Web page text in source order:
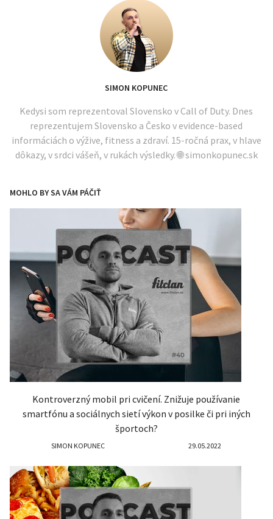
SIMON KOPUNEC
Kedysi som reprezentoval Slovensko v Call of Duty. Dnes
reprezentujem Slovensko a Česko v evidence-based
informáciách o výžive, fitness a zdraví. 15-ročná prax, v hlave
dôkazy, v srdci vášeň, v rukách výsledky. 🌐 simonkopunec.sk
MOHLO BY SA VÁM PÁČIŤ
Kontroverzný mobil pri cvičení. Znižuje používanie
smartfónu a sociálnych sietí výkon v posilke či pri iných
športoch?
SIMON KOPUNEC 29.05.2022